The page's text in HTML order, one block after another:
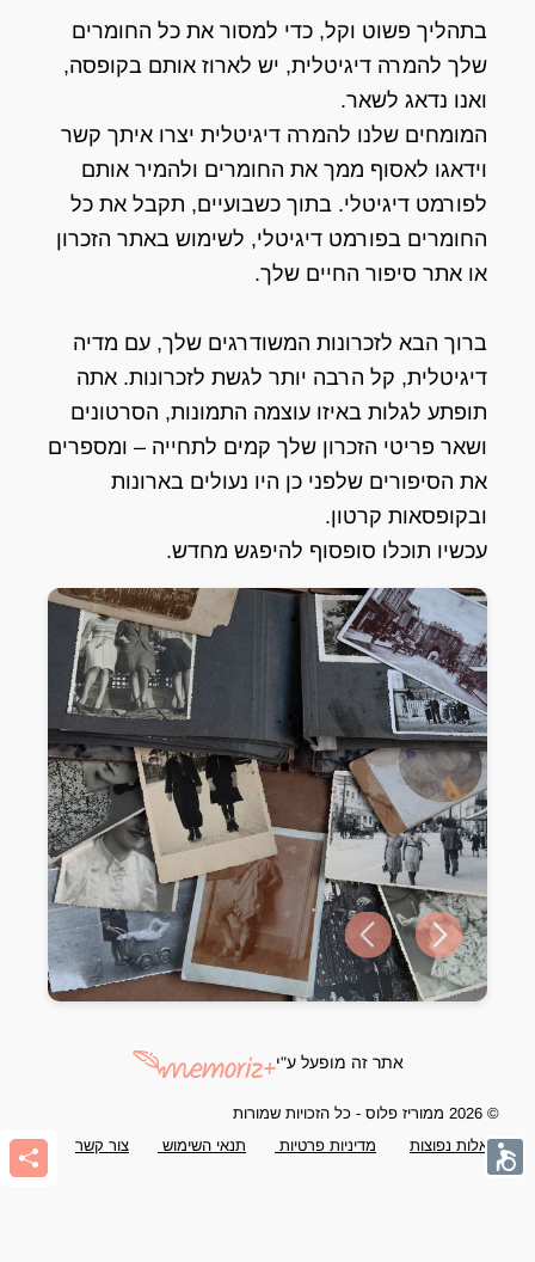
בתהליך פשוט וקל, כדי למסור את כל החומרים
שלך להמרה דיגיטלית, יש לארוז אותם בקופסה,
ואנו נדאג לשאר.
המומחים שלנו להמרה דיגיטלית יצרו איתך קשר
וידאגו לאסוף ממך את החומרים ולהמיר אותם
לפורמט דיגיטלי. בתוך כשבועיים, תקבל את כל
החומרים בפורמט דיגיטלי, לשימוש באתר הזכרון
או אתר סיפור החיים שלך.
ברוך הבא לזכרונות המשודרגים שלך, עם מדיה
דיגיטלית, קל הרבה יותר לגשת לזכרונות. אתה
תופתע לגלות באיזו עוצמה התמונות, הסרטונים
ושאר פריטי הזכרון שלך קמים לתחייה – ומספרים
את הסיפורים שלפני כן היו נעולים בארונות
ובקופסאות קרטון.
עכשיו תוכלו סופסוף להיפגש מחדש.
Previous slideNext slide
אתר זה מופעל ע"י
© 2026 ממוריז פלוס - כל הזכויות שמורות
שאלות נפוצות
מדיניות פרטיות תנאי השימוש צור קשר